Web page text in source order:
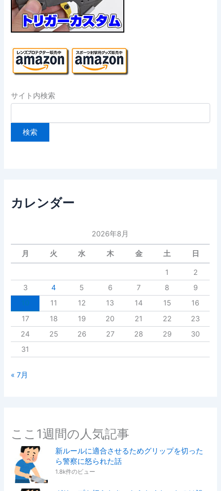
サイト内検索
カレンダー
2026年8月
月 火 水 木 金 土 日
1
2
3
4 5 6 7 8
9
11 12 13 14 15
16
17
18 19 20 21 22
23
24
25 26 27 28 29
30
31
« 7月
ここ1週間の人気記事
新ルールに適合させるためグリップを切った
ら警察に怒られた話
1.8k件のビュー